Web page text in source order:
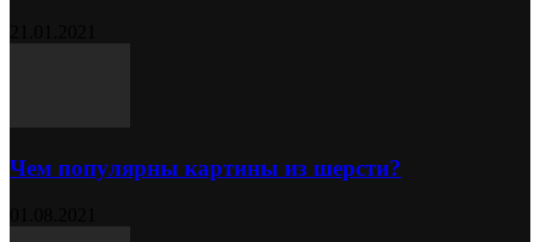
Чем популярны картины из шерсти?